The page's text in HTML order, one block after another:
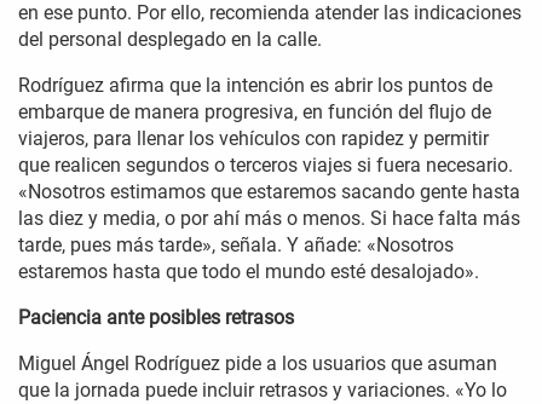
en ese punto. Por ello, recomienda atender las indicaciones
del personal desplegado en la calle.
Rodríguez afirma que la intención es abrir los puntos de
embarque de manera progresiva, en función del flujo de
viajeros, para llenar los vehículos con rapidez y permitir
que realicen segundos o terceros viajes si fuera necesario.
«Nosotros estimamos que estaremos sacando gente hasta
las diez y media, o por ahí más o menos. Si hace falta más
tarde, pues más tarde», señala. Y añade: «Nosotros
estaremos hasta que todo el mundo esté desalojado».
Paciencia ante posibles retrasos
Miguel Ángel Rodríguez pide a los usuarios que asuman
que la jornada puede incluir retrasos y variaciones. «Yo lo